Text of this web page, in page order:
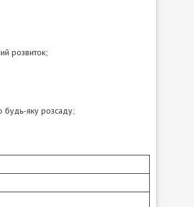
розвиток;
будь-яку розсаду;